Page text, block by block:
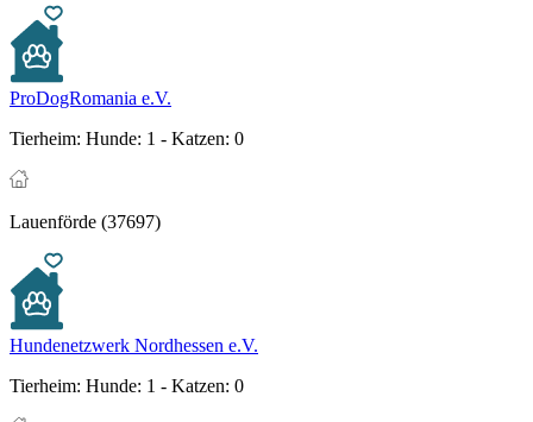
ProDogRomania e.V.
Tierheim: Hunde: 1 - Katzen: 0
Lauenförde (37697)
Hundenetzwerk Nordhessen e.V.
Tierheim: Hunde: 1 - Katzen: 0